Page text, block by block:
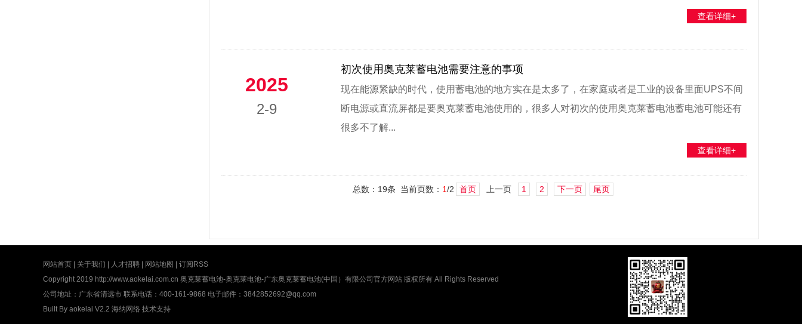
查看详细+
2025
2-9
初次使用奥克莱蓄电池需要注意的事项
现在能源紧缺的时代，使用蓄电池的地方实在是太多了，在家庭或者是工业的设备里面UPS不间
断电源或直流屏都是要奥克莱蓄电池使用的，很多人对初次的使用奥克莱蓄电池蓄电池可能还有
很多不了解...
查看详细+
总数：19条 当前页数： 1/2 首页 上一页 1 2 下一页 尾页
网站首页 关于我们 人才招聘 网站地图
订阅RSS
Copyright 2019 http://www.aokelai.com.cn 奥克莱蓄电池-奥克莱电池-广东奥克莱蓄电池(中国）有限公司官方网站 版权所有 All Rights Reserved
公司地址：广东省清远市 联系电话：400-161-9868 电子邮件：3842852692@qq.com
Built By aokelai V2.2 海纳网络 技术支持